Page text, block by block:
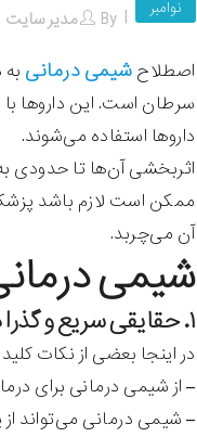
نوامبر By مدیر سایت
اصطلاح شیمی درمانی
سرطان است. این داروها
داروها استفاده می‌شوند.
اثربخشی آن‌ها تا حدودی
ممکن است لازم باشد
آن می‌چربد.
شیمی
۱. حقایقی سریع و گذرا در مورد شیمی درمانی
در اینجا بعضی از نکات
– از شیمی درمانی برای
– شیمی درمانی می‌تواند